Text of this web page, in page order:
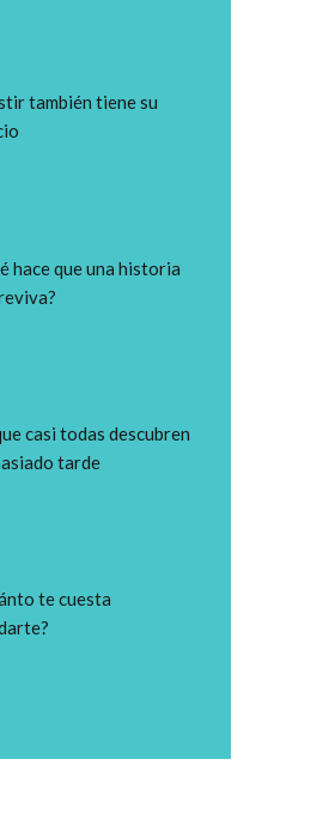
también tiene su
hace que una historia
casi todas descubren
tarde
te cuesta